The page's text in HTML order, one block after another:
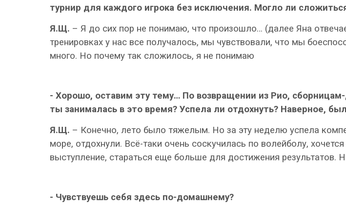
турнир для каждого игрока без исключения. Могло ли
Я.Щ. – Я до сих пор не понимаю, что произошло… (далее Яна
тренировках у нас все получалось, мы чувствовали, что мы
много. Но почему так сложилось, я не понимаю
- Хорошо, оставим эту тему… По возвращении из Рио,
ты занималась в это время? Успела ли отдохнуть? Наверное,
Я.Щ. – Конечно, лето было тяжелым. Но за эту неделю успела
море, отдохнули. Всё-таки очень соскучилась по волейболу,
выступление, стараться еще больше для достижения результатов.
- Чувствуешь себя здесь по-домашнему?